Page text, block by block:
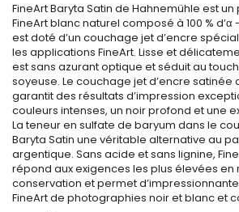
FineArt Baryta Satin de Hahnemühle est
FineArt blanc naturel composé à 100 %
est doté d’un couchage jet d’encre
les applications FineArt. Lisse et
est sans azurant optique et séduit au
soyeuse. Le couchage jet d’encre
garantit des résultats d’impression
couleurs intenses, un noir profond et une
La teneur en sulfate de baryum dans le
Baryta Satin une véritable alternative au
argentique. Sans acide et sans lignine,
répond aux exigences les plus élevées en
conservation et permet
FineArt de photographies noir et blanc et